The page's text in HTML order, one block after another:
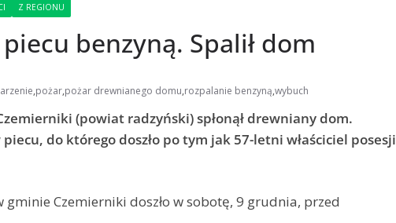
Z REGIONU
benzyną. Spalił dom
,pożar,pożar drewnianego domu,rozpalanie benzyną,wybuch
(powiat radzyński) spłonął drewniany dom.
do którego doszło po tym jak 57-letni właściciel posesji
Czemierniki doszło w sobotę, 9 grudnia, przed